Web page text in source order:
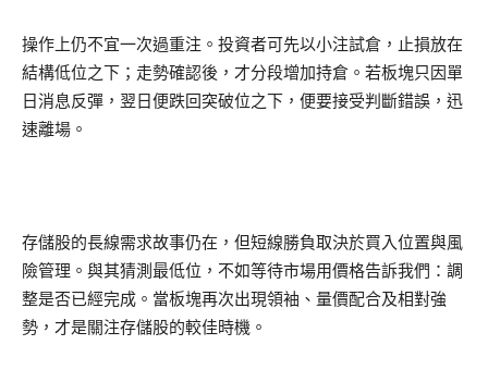
操作上仍不宜一次過重注。投資者可先以小注試倉，止損放在
結構低位之下；走勢確認後，才分段增加持倉。若板塊只因單
日消息反彈，翌日便跌回突破位之下，便要接受判斷錯誤，迅
速離場。
存儲股的長線需求故事仍在，但短線勝負取決於買入位置與風
險管理。與其猜測最低位，不如等待市場用價格告訴我們：調
整是否已經完成。當板塊再次出現領袖、量價配合及相對強
勢，才是關注存儲股的較佳時機。